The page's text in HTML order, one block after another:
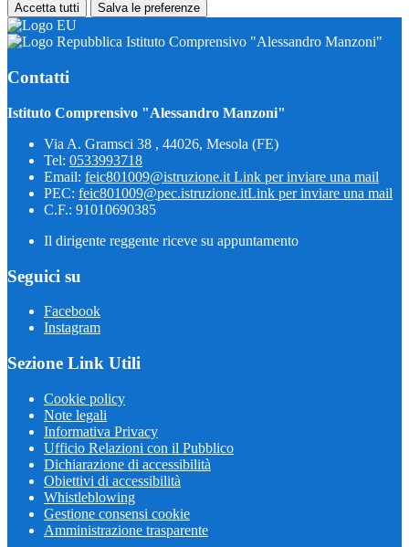
Accetta tutti Salva le preferenze
Istituto Comprensivo "Alessandro Manzoni"
Contatti
Istituto Comprensivo "Alessandro Manzoni"
Via A. Gramsci 38 , 44026, Mesola (FE)
Tel: 0533993718
Email: feic801009@istruzione.it Link per inviare una mail
PEC: feic801009@pec.istruzione.itLink per inviare una mail
C.F.: 91010690385
Il dirigente reggente riceve su appuntamento
Seguici su
Facebook
Instagram
Sezione Link Utili
Cookie policy
Note legali
Informativa Privacy
Ufficio Relazioni con il Pubblico
Dichiarazione di accessibilità
Obiettivi di accessibilità
Whistleblowing
Gestione consensi cookie
Amministrazione trasparente